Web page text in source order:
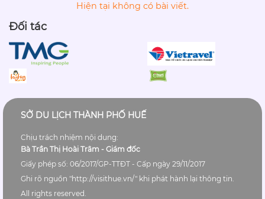
Hiện tại không có bài viết.
Đối tác
SỞ DU LỊCH THÀNH PHỐ HUẾ
Chịu trách nhiệm nội dung:
Bà Trần Thị Hoài Trâm - Giám đốc
Giấy phép số: 06/2017/GP-TTĐT - Cấp ngày 29/11/2017
Ghi rõ nguồn "http://visithue.vn/" khi phát hành lại thông tin.
All rights reserved.